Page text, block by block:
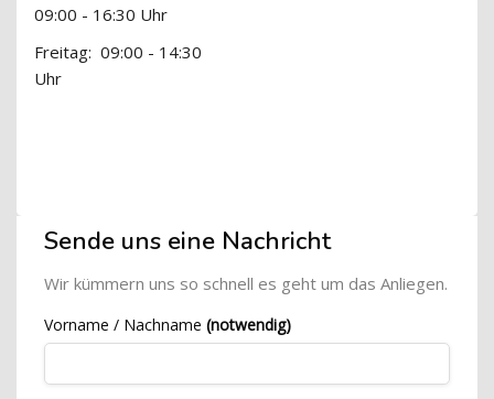
09:00 - 16:30 Uhr
Freitag: 09:00 - 14:30
Uhr
Blöcke
[Cocoon] Custom HTML überspringen
Sende uns eine Nachricht
Wir kümmern uns so schnell es geht um das Anliegen.
Vorname / Nachname (notwendig)